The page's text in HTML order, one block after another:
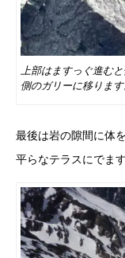
上部はますっぐ進む
側のガリーに移ります
最後は岩の隙間に体
平らなテラスにでます